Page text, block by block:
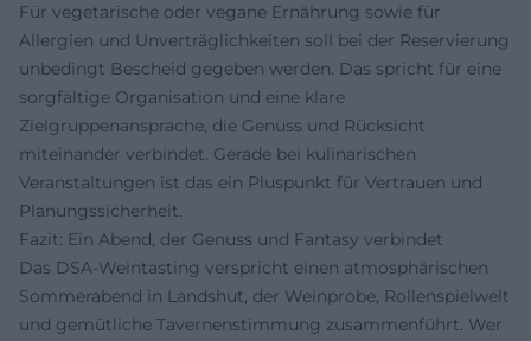
Für vegetarische oder vegane Ernährung sowie für
Allergien und Unverträglichkeiten soll bei der Reservierung
unbedingt Bescheid gegeben werden. Das spricht für eine
sorgfältige Organisation und eine klare
Zielgruppenansprache, die Genuss und Rücksicht
miteinander verbindet. Gerade bei kulinarischen
Veranstaltungen ist das ein Pluspunkt für Vertrauen und
Planungssicherheit.
Fazit: Ein Abend, der Genuss und Fantasy verbindet
Das DSA-Weintasting verspricht einen atmosphärischen
Sommerabend in Landshut, der Weinprobe, Rollenspielwelt
und gemütliche Tavernenstimmung zusammenführt. Wer